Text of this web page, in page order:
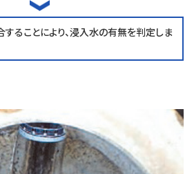
ることにより、浸入水の有無を判定しま